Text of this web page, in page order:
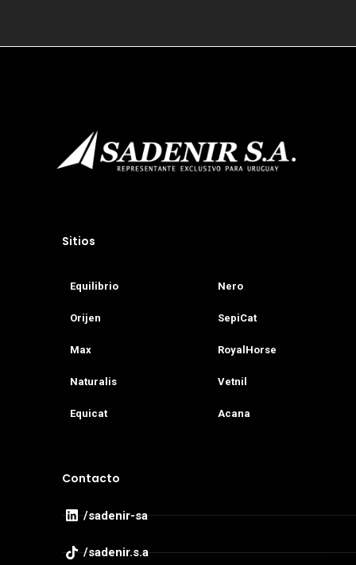
Sitios
Equilibrio
Orijen
Max
Naturalis
Equicat
Nero
SepiCat
RoyalHorse
Vetnil
Acana
Contacto
/sadenir-sa
/sadenir.s.a